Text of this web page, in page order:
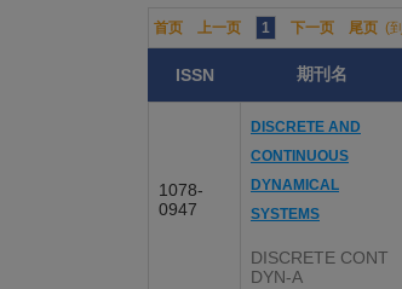
首页 上一页 1 下一页 尾页 (到
ISSN 期刊名
1078-
0947
DISCRETE AND
CONTINUOUS
DYNAMICAL
SYSTEMS
DISCRETE CONT
DYN-A